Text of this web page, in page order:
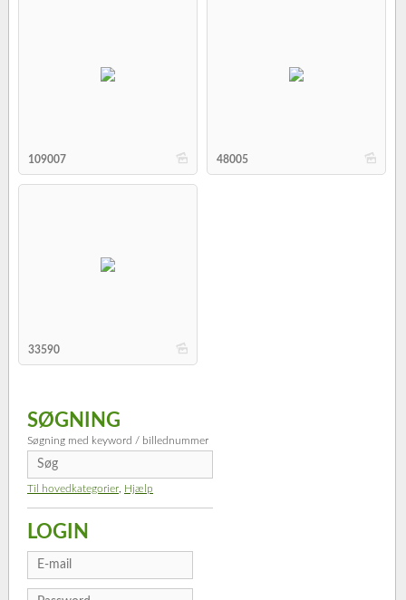
b
109007 b
48005
b
33590
SØGNING
Søgning med keyword / billednummer
Til hovedkategorier Hjælp
LOGIN